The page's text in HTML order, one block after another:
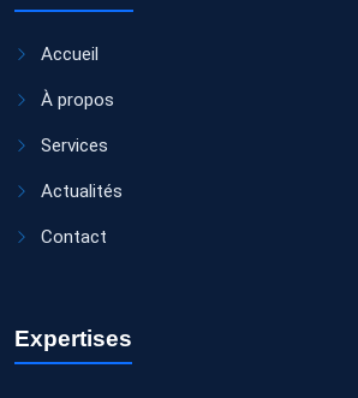
Accueil
À propos
Services
Actualités
Contact
Expertises